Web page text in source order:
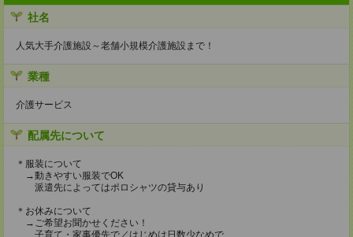
社名
人気大手介護施設～老舗小規模介護施設まで！
業種
介護サービス
配属先について
＊服装について
→動きやすい服装でOK
派遣先によってはポロシャツの貸与あり
＊お休みについて
→ご希望お聞かせください！
子育て・家事優先で／はじめは日数少なめで